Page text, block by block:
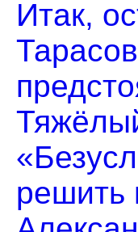
Итак,
решить